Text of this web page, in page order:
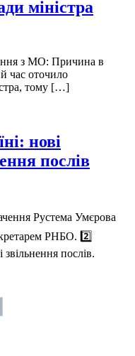
міністра
з МО: Причина в
час оточило
тому […]
нові
послів
Рустема Умєрова
РНБО. 2️⃣
послів.